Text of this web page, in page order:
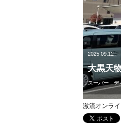
2025.09.12
大黒天
スーパー デ
激流オンラ